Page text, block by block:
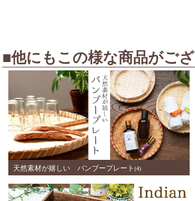
■他にもこの様な商品がご
天然素材が嬉しい バンブープレート (4)